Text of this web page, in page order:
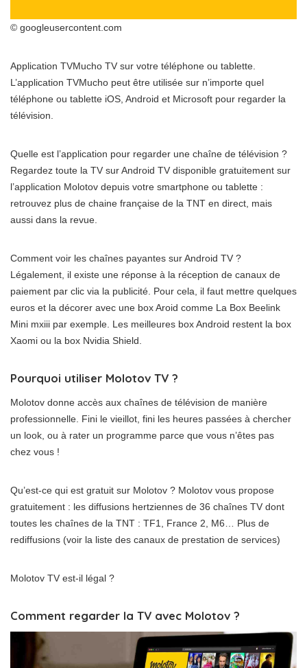
© googleusercontent.com
Application TVMucho TV sur votre téléphone ou tablette.
L’application TVMucho peut être utilisée sur n’importe quel
téléphone ou tablette iOS, Android et Microsoft pour regarder la
télévision.
Quelle est l’application pour regarder une chaîne de télévision ?
Regardez toute la TV sur Android TV disponible gratuitement sur
l’application Molotov depuis votre smartphone ou tablette :
retrouvez plus de chaine française de la TNT en direct, mais
aussi dans la revue.
Comment voir les chaînes payantes sur Android TV ?
Légalement, il existe une réponse à la réception de canaux de
paiement par clic via la publicité. Pour cela, il faut mettre quelques
euros et la décorer avec une box Aroid comme La Box Beelink
Mini mxiii par exemple. Les meilleures box Android restent la box
Xaomi ou la box Nvidia Shield.
Pourquoi utiliser Molotov TV ?
Molotov donne accès aux chaînes de télévision de manière
professionnelle. Fini le vieillot, fini les heures passées à chercher
un look, ou à rater un programme parce que vous n’êtes pas
chez vous !
Qu’est-ce qui est gratuit sur Molotov ? Molotov vous propose
gratuitement : les diffusions hertziennes de 36 chaînes TV dont
toutes les chaînes de la TNT : TF1, France 2, M6… Plus de
rediffusions (voir la liste des canaux de prestation de services)
Molotov TV est-il légal ?
Comment regarder la TV avec Molotov ?